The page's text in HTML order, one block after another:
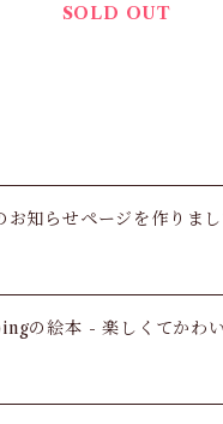
SOLD OUT
知らせページを作りま
の絵本 - 楽しくてかわい